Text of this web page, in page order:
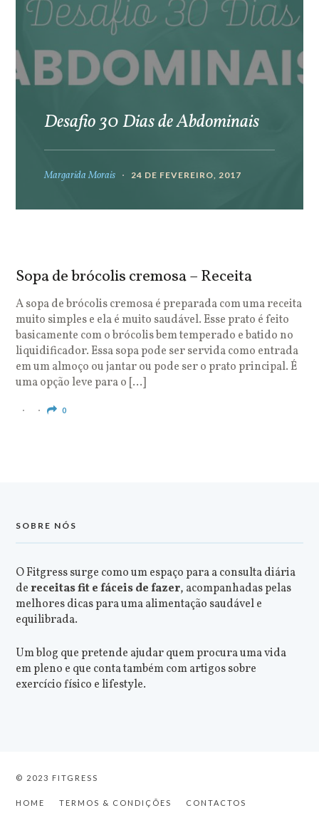
Desafio 30 Dias de Abdominais
Margarida Morais 24 DE FEVEREIRO, 2017
Sopa de brócolis cremosa – Receita
A sopa de brócolis cremosa é preparada com uma receita
muito simples e ela é muito saudável. Esse prato é feito
basicamente com o brócolis bem temperado e batido no
liquidificador. Essa sopa pode ser servida como entrada
em um almoço ou jantar ou pode ser o prato principal. É
uma opção leve para o […]
0
SOBRE NÓS
O Fitgress surge como um espaço para a consulta diária
dereceitas fit e fáceis de fazer, acompanhadas pelas
melhores dicas para uma alimentação saudável e
equilibrada.
Um blog que pretende ajudar quem procura uma vida
em pleno e que conta também com artigos sobre
exercício físico e lifestyle.
© 2023 FITGRESS
HOME TERMOS & CONDIÇÕES CONTACTOS